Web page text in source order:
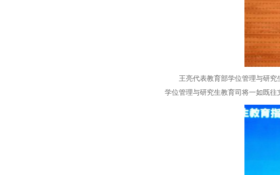
王亮代表教育部学位管理与研究生
学位管理与研究生教育司将一如既往